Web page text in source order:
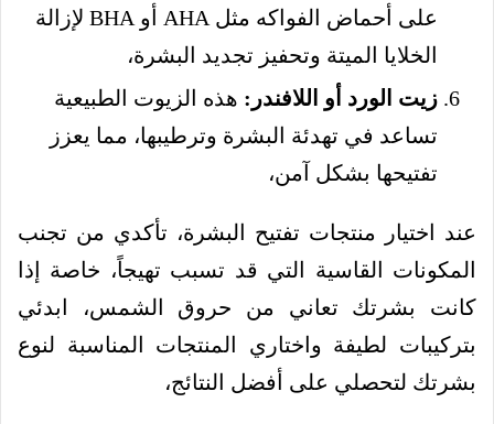
على أحماض الفواكه مثل AHA أو BHA لإزالة
الخلايا الميتة وتحفيز تجديد البشرة،
زيت الورد أو اللافندر: هذه الزيوت الطبيعية
تساعد في تهدئة البشرة وترطيبها، مما يعزز
تفتيحها بشكل آمن،
عند اختيار منتجات تفتيح البشرة، تأكدي من تجنب
المكونات القاسية التي قد تسبب تهيجاً، خاصة إذا
كانت بشرتك تعاني من حروق الشمس، ابدئي
بتركيبات لطيفة واختاري المنتجات المناسبة لنوع
بشرتك لتحصلي على أفضل النتائج،